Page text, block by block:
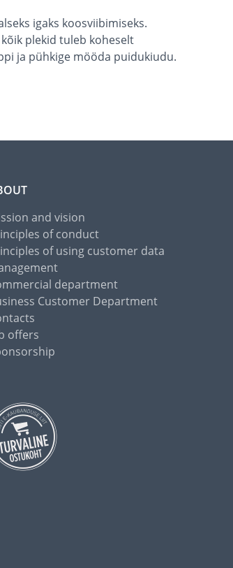
igaks koosviibimiseks.
plekid tuleb koheselt
ja pühkige mööda puidukiudu.
and vision
of conduct
of using customer data
department
Customer Department
offers